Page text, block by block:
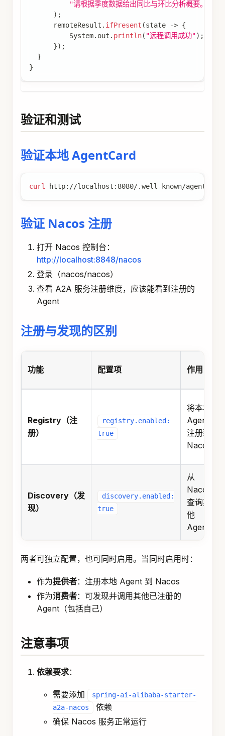
"请根据季度数据给出同比与环比分析概要。"
) ;
      remoteResult
. ifPresent (state -> {
System. out . println( "远程调用成功") ;
}) ;
}
}
验证和测试
验证本地 AgentCard
curl http://localhost:8080/.well-known/
验证 Nacos 注册
打开 Nacos 控制台：
http://localhost:8848/nacos
登录（nacos/nacos）
查看 A2A 服务注册维度，应该能看到注册的
Agent
注册与发现的区别
功能 配置项 作用
Registry（注
册）
registry.enabled:
true
将本地
Agent
注册到
Nacos
Discovery（发
现）
discovery.enabled:
true
从
Nacos
查询其
他
Agent
两者可独立配置，也可同时启用。当同时启用时：
作为提供者：注册本地 Agent 到 Nacos
作为消费者：可发现并调用其他已注册的
Agent（包括自己）
注意事项
依赖要求：
需要添加
spring-ai-alibaba-starter-
a2a-nacos
依赖
确保 Nacos 服务正常运行